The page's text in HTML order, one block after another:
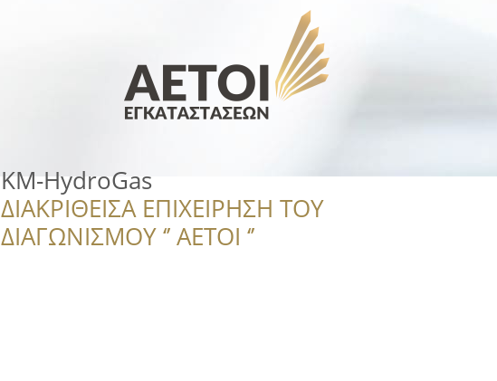
KM-HydroGas
ΔΙΑΚΡΙΘΕΙΣΑ ΕΠΙΧΕΙΡΗΣΗ ΤΟΥ
ΔΙΑΓΩΝΙΣΜΟΥ ‘’ ΑΕΤΟΙ ‘’